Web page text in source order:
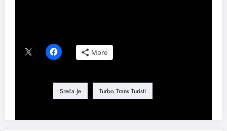
More
Sreća Je Turbo Trans Turisti